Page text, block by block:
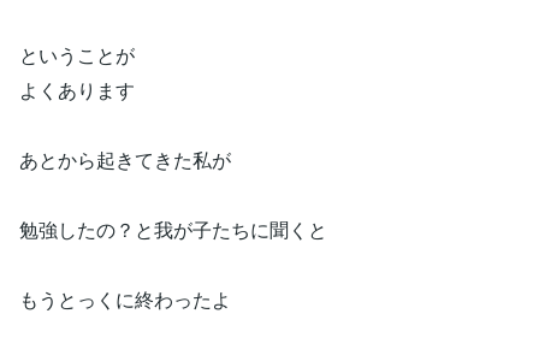
ということが
よくあります
あとから起きてきた私が
勉強したの？と我が子たちに聞くと
もうとっくに終わったよ